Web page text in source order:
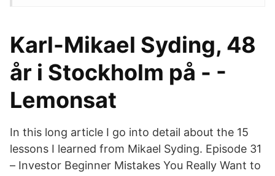
Karl-Mikael Syding, 48
år i Stockholm på - -
Lemonsat
In this long article I go into detail about the 15
lessons I learned from Mikael Syding. Episode 31
– Investor Beginner Mistakes You Really Want to